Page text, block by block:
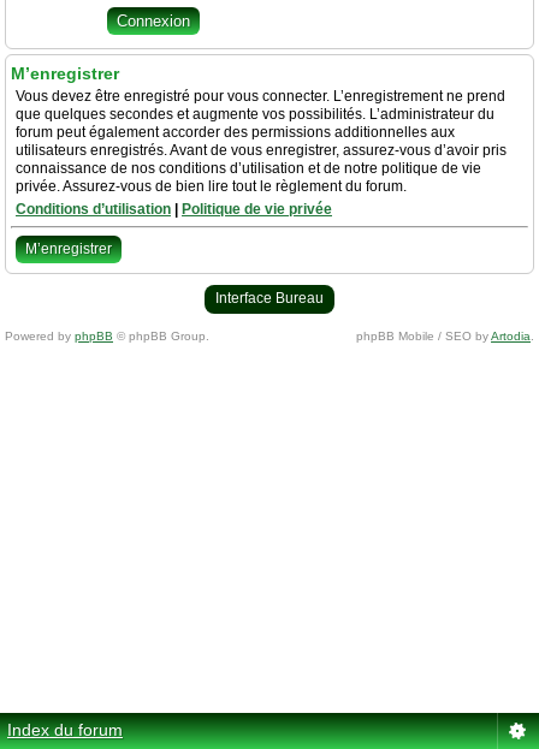
M’enregistrer
Vous devez être enregistré pour vous connecter. L’enregistrement ne prend
que quelques secondes et augmente vos possibilités. L’administrateur du
forum peut également accorder des permissions additionnelles aux
utilisateurs enregistrés. Avant de vous enregistrer, assurez-vous d’avoir pris
connaissance de nos conditions d’utilisation et de notre politique de vie
privée. Assurez-vous de bien lire tout le règlement du forum.
Conditions d’utilisation
Politique de vie privée
M’enregistrer
Interface Bureau
Powered by phpBB © phpBB Group. phpBB Mobile / SEO byArtodia
Index du forum